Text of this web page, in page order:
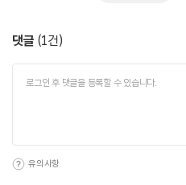
댓글 (1건)
유의사항